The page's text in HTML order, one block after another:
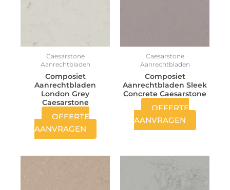
Caesarstone
Aanrechtbladen
Composiet
Aanrechtbladen
London Grey
Caesarstone
OFFERTE
AANVRAGEN
Caesarstone
Aanrechtbladen
Composiet
Aanrechtbladen Sleek
Concrete Caesarstone
OFFERTE
AANVRAGEN